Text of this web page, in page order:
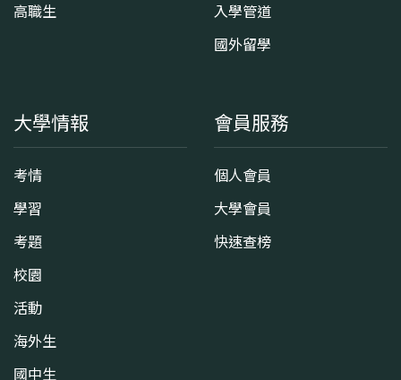
高職生
入學管道
國外留學
大學情報
考情
學習
考題
校園
活動
海外生
國中生
會員服務
個人會員
大學會員
快速查榜